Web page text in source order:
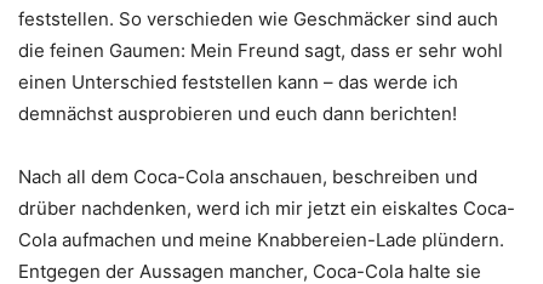
feststellen. So verschieden wie Geschmäcker sind auch
die feinen Gaumen: Mein Freund sagt, dass er sehr wohl
einen Unterschied feststellen kann – das werde ich
demnächst ausprobieren und euch dann berichten!
Nach all dem Coca-Cola anschauen, beschreiben und
drüber nachdenken, werd ich mir jetzt ein eiskaltes Coca-
Cola aufmachen und meine Knabbereien-Lade plündern.
Entgegen der Aussagen mancher, Coca-Cola halte sie